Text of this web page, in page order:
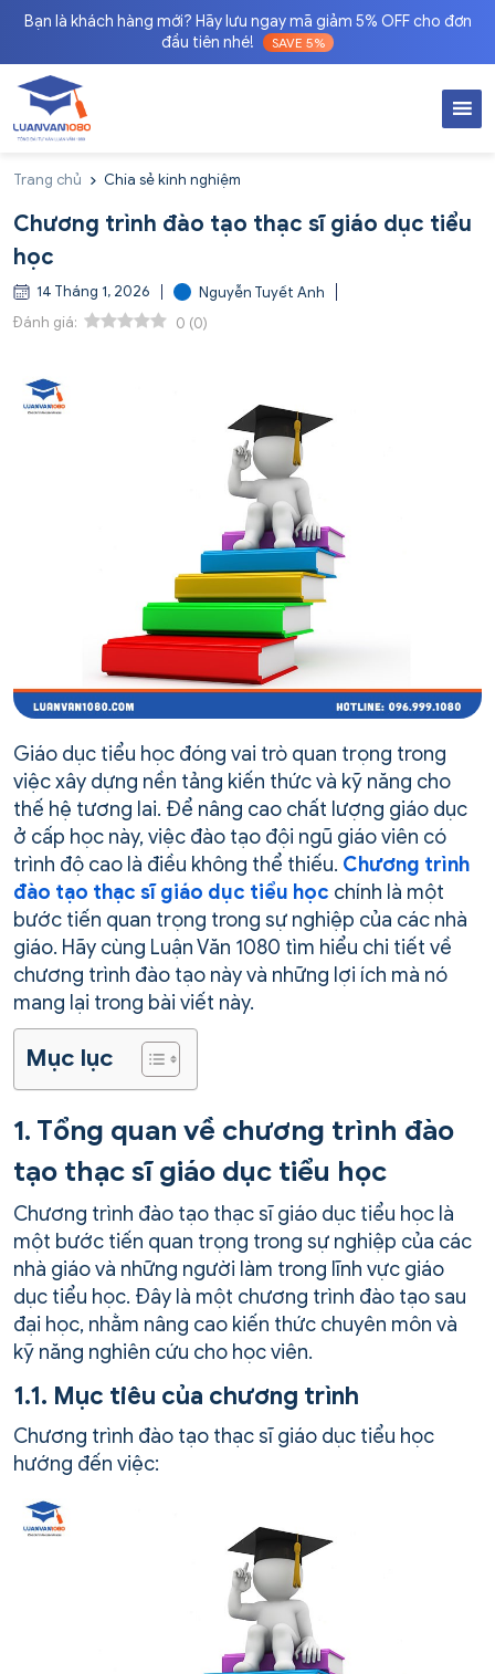
Bạn là khách hàng mới? Hãy lưu ngay mã giảm 5% OFF cho đơn
đầu tiên nhé!
SAVE 5%
Trang chủ Chia sẻ kinh nghiệm
Chương trình đào tạo thạc sĩ giáo dục tiểu
học
14 Tháng 1, 2026
Nguyễn Tuyết Anh
Đánh giá:
0 (0)
Giáo dục tiểu học đóng vai trò quan trọng trong
việc xây dựng nền tảng kiến thức và kỹ năng cho
thế hệ tương lai. Để nâng cao chất lượng giáo dục
ở cấp học này, việc đào tạo đội ngũ giáo viên có
trình độ cao là điều không thể thiếu. Chương trình
đào tạo thạc sĩ giáo dục tiểu học chính là một
bước tiến quan trọng trong sự nghiệp của các nhà
giáo. Hãy cùng Luận Văn 1080 tìm hiểu chi tiết về
chương trình đào tạo này và những lợi ích mà nó
mang lại trong bài viết này.
Mục lục
1. Tổng quan về chương trình đào
tạo thạc sĩ giáo dục tiểu học
Chương trình đào tạo thạc sĩ giáo dục tiểu học là
một bước tiến quan trọng trong sự nghiệp của các
nhà giáo và những người làm trong lĩnh vực giáo
dục tiểu học. Đây là một chương trình đào tạo sau
đại học, nhằm nâng cao kiến thức chuyên môn và
kỹ năng nghiên cứu cho học viên.
1.1. Mục tiêu của chương trình
Chương trình đào tạo thạc sĩ giáo dục tiểu học
hướng đến việc: